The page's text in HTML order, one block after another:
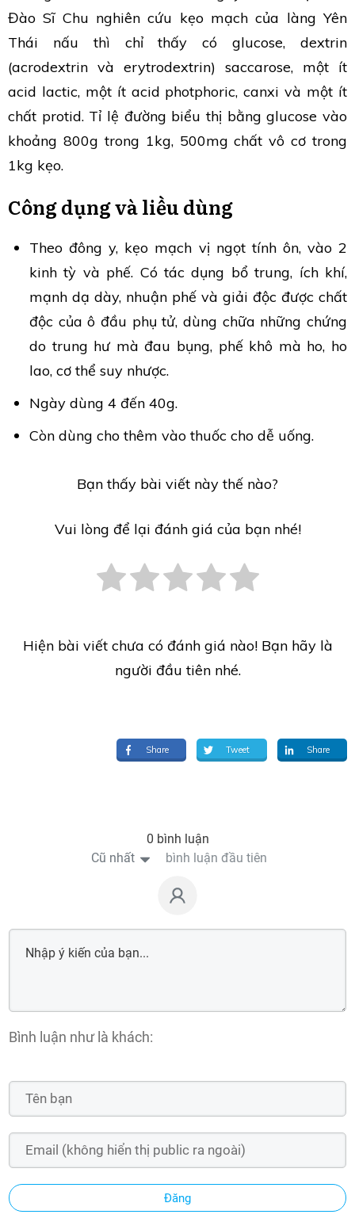
Đào Sĩ Chu nghiên cứu kẹo mạch của làng Yên
Thái nấu thì chỉ thấy có glucose, dextrin
(acrodextrin và erytrodextrin) saccarose, một ít
acid lactic, một ít acid photphoric, canxi và một ít
chất protid. Tỉ lệ đường biểu thị bằng glucose vào
khoảng 800g trong 1kg, 500mg chất vô cơ trong
1kg kẹo.
Công dụng và liều dùng
Theo đông y, kẹo mạch vị ngọt tính ôn, vào 2
kinh tỳ và phế. Có tác dụng bổ trung, ích khí,
mạnh dạ dày, nhuận phế và giải độc được chất
độc của ô đầu phụ tử, dùng chữa những chứng
do trung hư mà đau bụng, phế khô mà ho, ho
lao, cơ thể suy nhược.
Ngày dùng 4 đến 40g.
Còn dùng cho thêm vào thuốc cho dễ uống.
Bạn thấy bài viết này thế nào?
Vui lòng để lại đánh giá của bạn nhé!
Hiện bài viết chưa có đánh giá nào! Bạn hãy là
người đầu tiên nhé.
Share Tweet Share
0 bình luận
Cũ nhất
bình luận đầu tiên
Bình luận như là khách:
Đăng